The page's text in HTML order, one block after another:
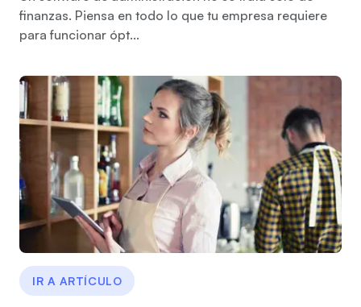
finanzas. Piensa en todo lo que tu empresa requiere
para funcionar ópt...
IR A ARTÍCULO